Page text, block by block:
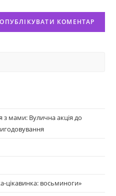
з мами: Вулична акція до
цікавинка: восьминоги»